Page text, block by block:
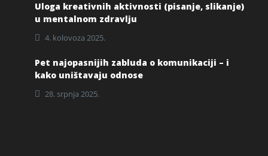
Uloga kreativnih aktivnosti (pisanje, slikanje)
u mentalnom zdravlju
4. kolovoza 2025.
Pet najopasnijih zabluda o komunikaciji – i
kako uništavaju odnose
28. srpnja 2025.